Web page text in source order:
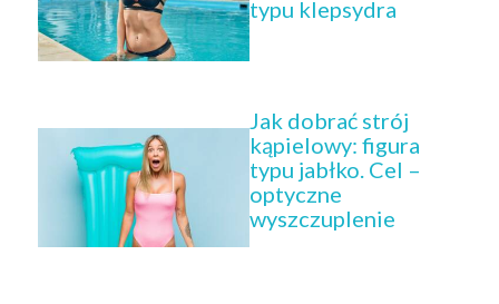
typu klepsydra
Jak dobrać strój
kąpielowy: figura
typu jabłko. Cel –
optyczne
wyszczuplenie